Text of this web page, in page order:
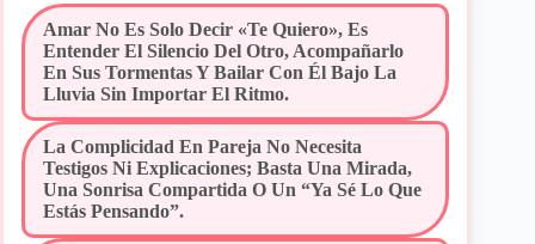
Amar No Es Solo Decir «te Quiero», Es
Entender El Silencio Del Otro, Acompañarlo
En Sus Tormentas Y Bailar Con Él Bajo La
Lluvia Sin Importar El Ritmo.
La Complicidad En Pareja No Necesita
Testigos Ni Explicaciones; Basta Una Mirada,
Una Sonrisa Compartida O Un “ya Sé Lo Que
Estás Pensando”.